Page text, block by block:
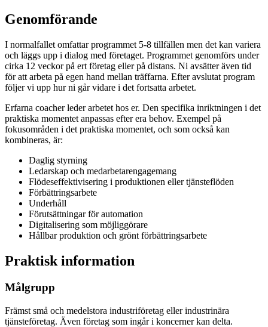
Genomförande
I normalfallet omfattar programmet 5-8 tillfällen men det kan variera
och läggs upp i dialog med företaget. Programmet genomförs under
cirka 12 veckor på ert företag eller på distans. Ni avsätter även tid
för att arbeta på egen hand mellan träffarna. Efter avslutat program
följer vi upp hur ni går vidare i det fortsatta arbetet.
Erfarna coacher leder arbetet hos er. Den specifika inriktningen i det
praktiska momentet anpassas efter era behov. Exempel på
fokusområden i det praktiska momentet, och som också kan
kombineras, är:
Daglig styrning
Ledarskap och medarbetarengagemang
Flödeseffektivisering i produktionen eller tjänsteflöden
Förbättringsarbete
Underhåll
Förutsättningar för automation
Digitalisering som möjliggörare
Hållbar produktion och grönt förbättringsarbete
Praktisk information
Målgrupp
Främst små och medelstora industriföretag eller industrinära
tjänsteföretag. Även företag som ingår i koncerner kan delta.